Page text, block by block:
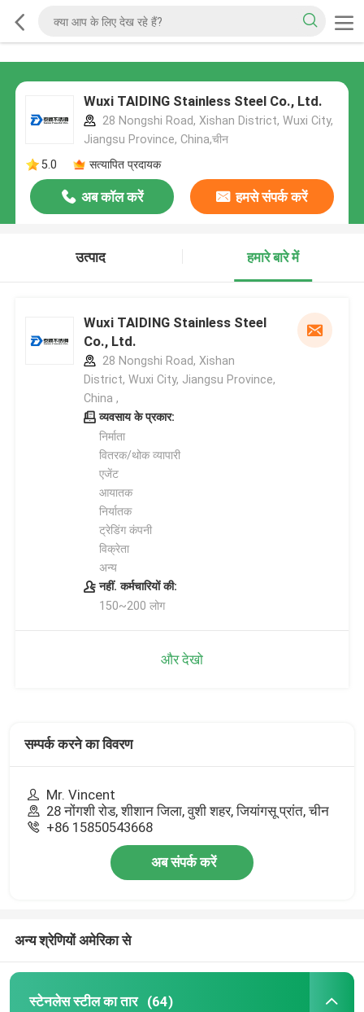
Wuxi TAIDING Stainless Steel Co., Ltd.
28 Nongshi Road, Xishan District, Wuxi City,
Jiangsu Province, China,चीन
5.0
सत्यापित प्रदायक
अब कॉल करें हमसे संपर्क करें
उत्पाद हमारे बारे में
Wuxi TAIDING Stainless Steel
Co., Ltd.
28 Nongshi Road, Xishan
District, Wuxi City, Jiangsu Province,
China ,
व्यवसाय के प्रकार:
निर्माता
वितरक/थोक व्यापारी
एजेंट
आयातक
निर्यातक
ट्रेडिंग कंपनी
विक्रेता
अन्य
नहीं. कर्मचारियों की:
150~200 लोग
और देखो
सम्पर्क करने का विवरण
Mr. Vincent
28 नोंगशी रोड, शीशान जिला, वुशी शहर, जियांगसू प्रांत, चीन
+86 15850543668
अब संपर्क करें
अन्य श्रेणियों अमेरिका से
स्टेनलेस स्टील का तार (64)